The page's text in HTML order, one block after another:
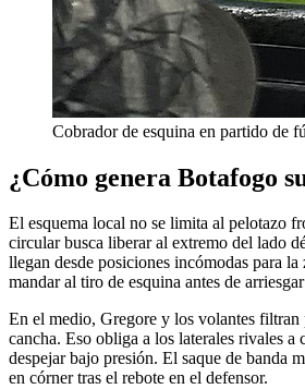
Cobrador de esquina en partido de
¿Cómo genera Botafogo
El esquema local no se limita al pelotazo
circular busca liberar al extremo del lado
llegan desde posiciones incómodas para
mandar al tiro de esquina antes de
En el medio, Gregore y los volantes filtran
cancha. Eso obliga a los laterales rivales a
despejar bajo presión. El saque de banda
en córner tras el rebote en el defensor.